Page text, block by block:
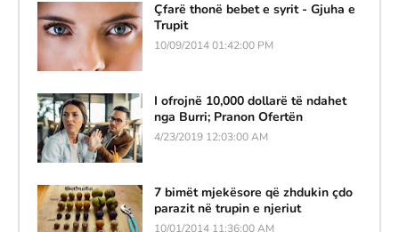
Çfarë thonë bebet e syrit - Gjuha e
Trupit
10/09/2014 01:42:00 PM
I ofrojnë 10,000 dollarë të ndahet
nga Burri; Pranon Ofertën
4/23/2019 12:03:00 AM
7 bimët mjekësore që zhdukin çdo
parazit në trupin e njeriut
10/01/2014 11:36:00 AM